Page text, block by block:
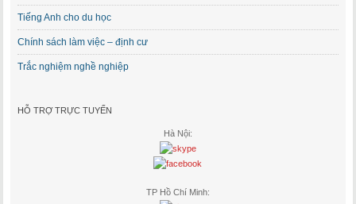
Tiếng Anh cho du học
Chính sách làm việc – định cư
Trắc nghiệm nghề nghiệp
HỖ TRỢ TRỰC TUYẾN
Hà Nội:
TP Hồ Chí Minh: